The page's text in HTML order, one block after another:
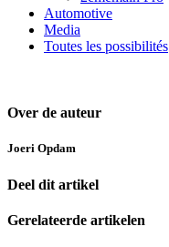
Automotive
Media
Toutes les possibilités
Over de auteur
Joeri Opdam
Deel dit artikel
Gerelateerde artikelen